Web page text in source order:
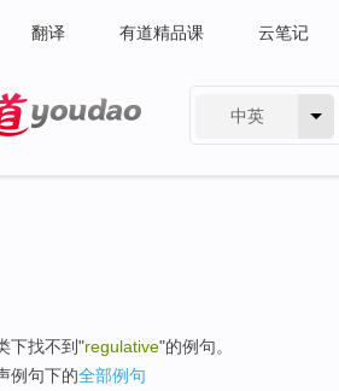
翻译 有道精品课 云笔记
中英
下找不到"regulative"的例句。
例句下的全部例句